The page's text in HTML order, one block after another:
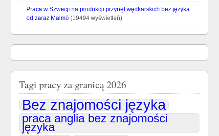
Praca w Szwecji na produkcji przynęt wędkarskich bez języka
od zaraz Malmö (19494 wyświetleń)
Tagi pracy za granicą 2026
Bez znajomości języka
praca anglia bez znajomości
języka